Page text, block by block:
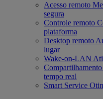
Acesso remoto
segura
Controle remoto
plataforma
Desktop remoto
lugar
Wake-on-LAN
Compartilhamento
tempo real
Smart Service